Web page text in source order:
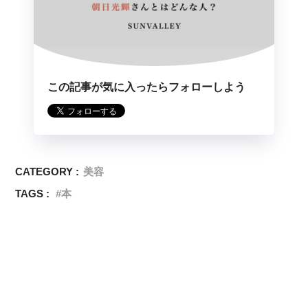
この記事が気に入ったらフォローしよう
CATEGORY : 美容
TAGS :
本